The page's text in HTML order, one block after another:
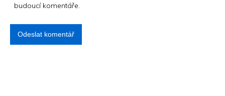
budoucí komentáře.